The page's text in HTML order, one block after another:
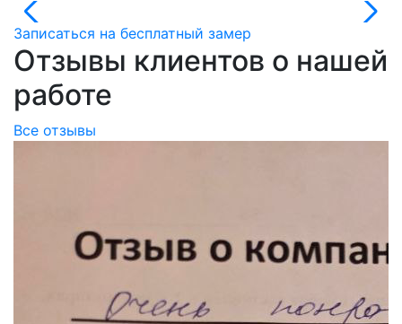
Записаться на бесплатный замер
Отзывы клиентов о нашей
работе
Все отзывы